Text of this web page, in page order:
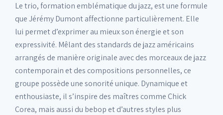
Le trio, formation emblématique du jazz, est une formule
que Jérémy Dumont affectionne particulièrement. Elle
lui permet d’exprimer au mieux son énergie et son
expressivité. Mêlant des standards de jazz américains
arrangés de manière originale avec des morceaux de jazz
contemporain et des compositions personnelles, ce
groupe possède une sonorité unique. Dynamique et
enthousiaste, il s’inspire des maîtres comme Chick
Corea, mais aussi du bebop et d’autres styles plus